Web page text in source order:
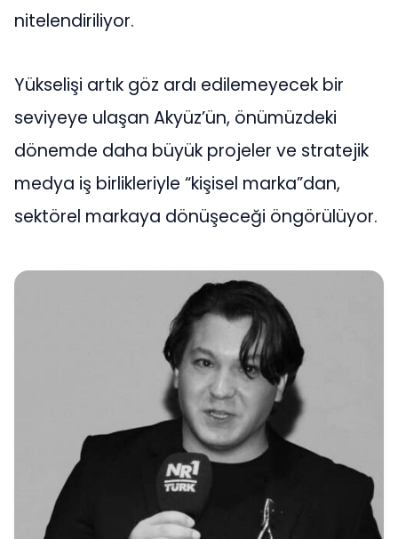
nitelendiriliyor.
Yükselişi artık göz ardı edilemeyecek bir
seviyeye ulaşan Akyüz’ün, önümüzdeki
dönemde daha büyük projeler ve stratejik
medya iş birlikleriyle “kişisel marka”dan,
sektörel markaya dönüşeceği öngörülüyor.